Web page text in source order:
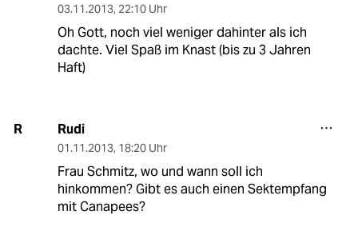
03.11.2013, 22:10 Uhr
Oh Gott, noch viel weniger dahinter als ich
dachte. Viel Spaß im Knast (bis zu 3 Jahren
Haft)
R Rudi
01.11.2013, 18:20 Uhr
Frau Schmitz, wo und wann soll ich
hinkommen? Gibt es auch einen Sektempfang
mit Canapees?